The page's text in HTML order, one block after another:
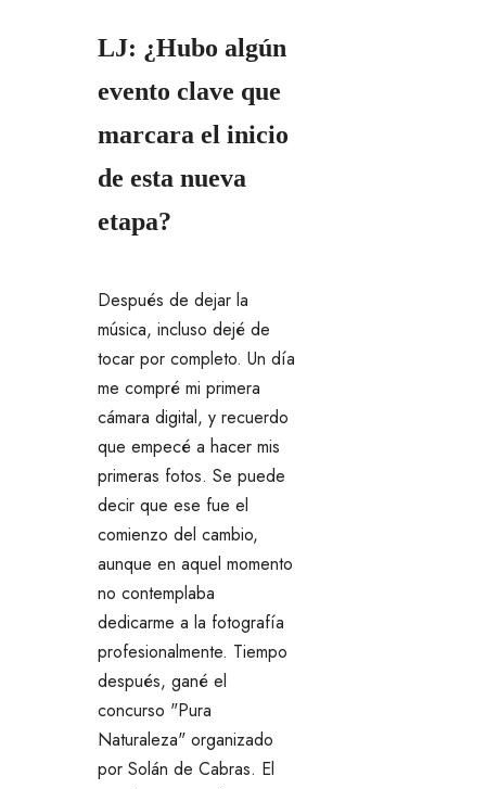
LJ: ¿Hubo algún
evento clave que
marcara el inicio
de esta nueva
etapa?
Después de dejar la
música, incluso dejé de
tocar por completo. Un día
me compré mi primera
cámara digital, y recuerdo
que empecé a hacer mis
primeras fotos. Se puede
decir que ese fue el
comienzo del cambio,
aunque en aquel momento
no contemplaba
dedicarme a la fotografía
profesionalmente. Tiempo
después, gané el
concurso "Pura
Naturaleza" organizado
por Solán de Cabras. El